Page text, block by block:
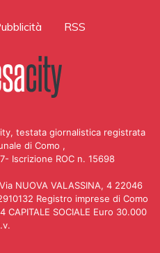
RSS
testata giornalistica registrata
di Como ,
Iscrizione ROC n. 15698
NUOVA VALASSINA, 4 22046
Registro imprese di Como
SOCIALE Euro 30.000